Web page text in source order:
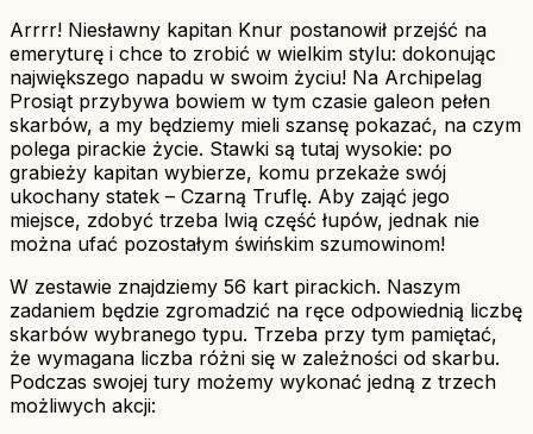
Arrrr! Niesławny kapitan Knur postanowił przejść na
emeryturę i chce to zrobić w wielkim stylu: dokonując
największego napadu w swoim życiu! Na Archipelag
Prosiąt przybywa bowiem w tym czasie galeon pełen
skarbów, a my będziemy mieli szansę pokazać, na czym
polega pirackie życie. Stawki są tutaj wysokie: po
grabieży kapitan wybierze, komu przekaże swój
ukochany statek – Czarną Truflę. Aby zająć jego
miejsce, zdobyć trzeba lwią część łupów, jednak nie
można ufać pozostałym świńskim szumowinom!
W zestawie znajdziemy 56 kart pirackich. Naszym
zadaniem będzie zgromadzić na ręce odpowiednią liczbę
skarbów wybranego typu. Trzeba przy tym pamiętać,
że wymagana liczba różni się w zależności od skarbu.
Podczas swojej tury możemy wykonać jedną z trzech
możliwych akcji: